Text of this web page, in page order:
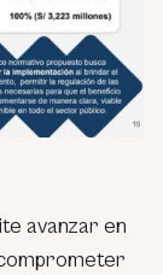
avanzar en